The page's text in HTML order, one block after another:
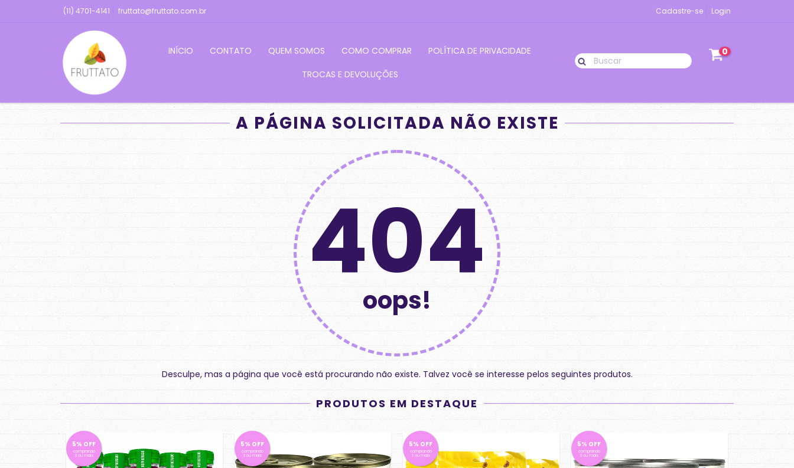
(11) 4701-4141 fruttato@fruttato.com.br Cadastre-se Login
INÍCIO CONTATO QUEM SOMOS COMO COMPRAR
POLÍTICA DE PRIVACIDADE
TROCAS E DEVOLUÇÕES
0
A PÁGINA SOLICITADA NÃO EXISTE
404
oops!
Desculpe, mas a página que você está procurando não existe. Talvez você se interesse pelos seguintes produtos.
PRODUTOS EM DESTAQUE
5% OFF
comprando
3 ou mais
5% OFF
comprando
3 ou mais
5% OFF
comprando
3 ou mais
5% OFF
comprando
3 ou mais